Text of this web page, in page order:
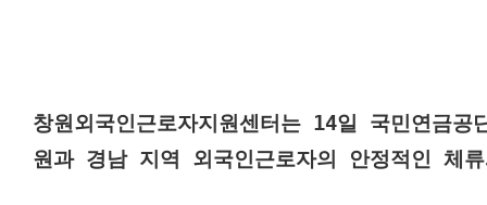
창원외국인근로자지원센터는 14일 국민연금
원과 경남 지역 외국인근로자의 안정적인 체